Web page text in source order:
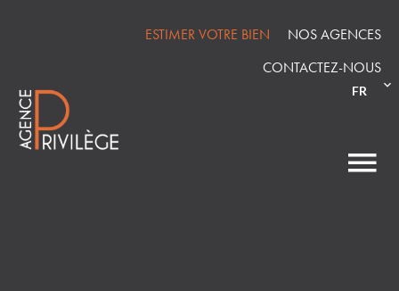
ESTIMER VOTRE BIEN
NOS AGENCES
CONTACTEZ-NOUS
FR